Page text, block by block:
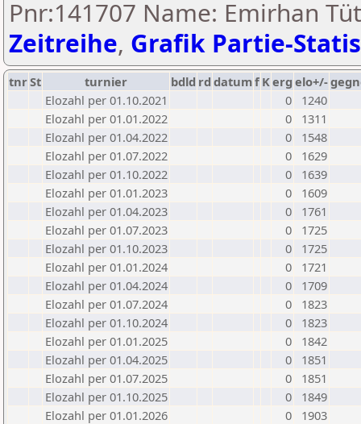
Pnr:141707 Name: Emirhan
Zeitreihe, Grafik Partie-
tnrSt turnier bdld rd datumf Kerg elo+/-
Elozahl per 01.10.2021
0
1240
Elozahl per 01.01.2022
0
1311
Elozahl per 01.04.2022
0
1548
Elozahl per 01.07.2022
0
1629
Elozahl per 01.10.2022
0
1639
Elozahl per 01.01.2023
0
1609
Elozahl per 01.04.2023
0
1761
Elozahl per 01.07.2023
0
1725
Elozahl per 01.10.2023
0
1725
Elozahl per 01.01.2024
0
1721
Elozahl per 01.04.2024
0
1709
Elozahl per 01.07.2024
0
1823
Elozahl per 01.10.2024
0
1823
Elozahl per 01.01.2025
0
1842
Elozahl per 01.04.2025
0
1851
Elozahl per 01.07.2025
0
1851
Elozahl per 01.10.2025
0
1849
Elozahl per 01.01.2026
0
1903